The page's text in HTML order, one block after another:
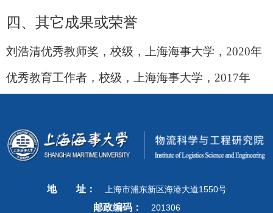
四、其它成果或荣誉
刘浩清优秀教师奖，校级，上海海事大学， 2020年
优秀教育工作者，校级，上海海事大学， 2017年
地 址： 上海市浦东新区海港大道1550号
邮政编码： 201306